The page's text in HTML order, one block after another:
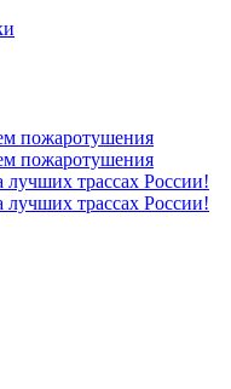
пожаротушения
пожаротушения
трассах России!
трассах России!